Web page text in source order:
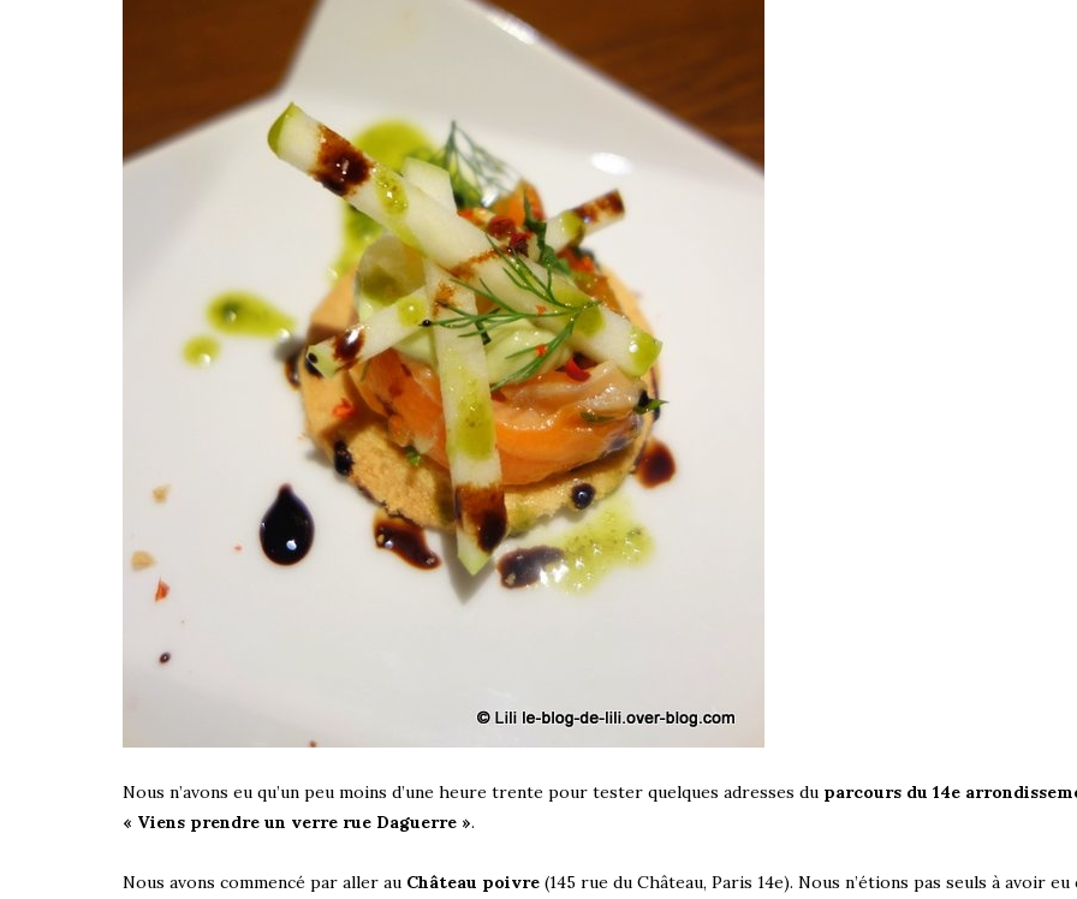
Nous n’avons eu qu’un peu moins d’une heure trente pour tester quelques adresses du parcours du 14e
« Viens prendre un verre rue Daguerre ».
Nous avons commencé par aller au Château poivre (145 rue du Château, Paris 14e). Nous n’étions pas seuls à avoir